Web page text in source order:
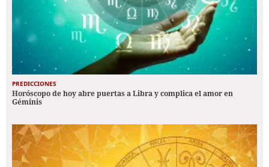
PREDICCIONES
Horóscopo de hoy abre puertas a Libra y complica el amor en
Géminis